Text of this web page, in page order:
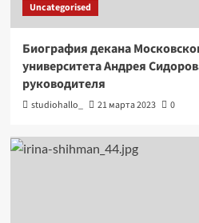
Uncategorised
Биография декана
университета Андрея
руководителя
studiohallo_ 21 марта 2023 0